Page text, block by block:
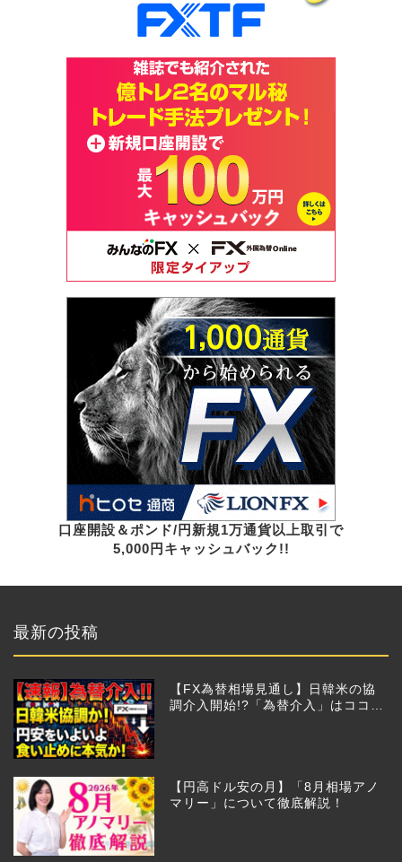
口座開設＆ポンド/円新規1万通貨以上取引で
5,000円キャッシュバック!!
最新の投稿
【FX為替相場見通し】日韓米の協
調介入開始!?「為替介入」はココか
【円高ドル安の月】「8月相場アノ
マリー」について徹底解説！